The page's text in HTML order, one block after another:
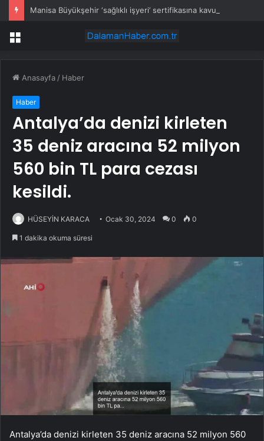
Manisa Büyükşehir ‘sağlıklı işyeri’ sertifikasına kavuştu
Menü
Anasayfa / Haber
Haber
Antalya’da denizi kirleten
35 deniz aracına 52 milyon
560 bin TL para cezası
kesildi.
HÜSEYİN KARACA Ocak 30, 2024 0 0
1 dakika okuma süresi
Antalya’da denizi kirleten 35 deniz aracına 52 milyon 560